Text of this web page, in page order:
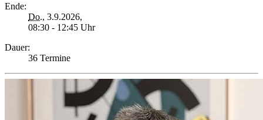
Ende:
Do., 3.9.2026,
08:30 - 12:45 Uhr
Dauer:
36 Termine